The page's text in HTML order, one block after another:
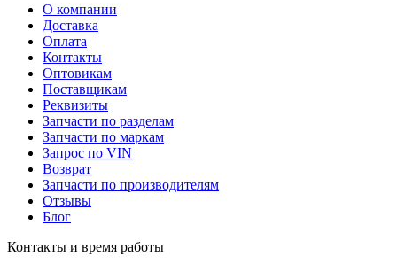
О компании
Доставка
Оплата
Контакты
Оптовикам
Поставщикам
Реквизиты
Запчасти по разделам
Запчасти по маркам
Запрос по VIN
Возврат
Запчасти по производителям
Отзывы
Блог
Контакты и время работы